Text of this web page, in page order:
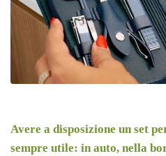
Avere a disposizione un set
sempre utile: in auto, nella